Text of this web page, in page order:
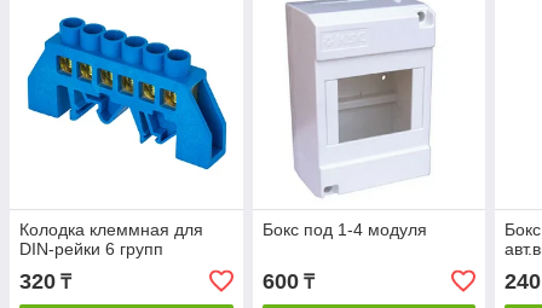
Колодка клеммная для
DIN-рейки 6 групп
320 ₸
Бокс под 1-4 модуля
600₸ 240